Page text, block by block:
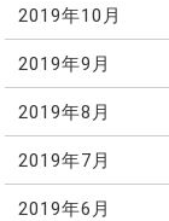
2019年10月
2019年9月
2019年8月
2019年7月
2019年6月